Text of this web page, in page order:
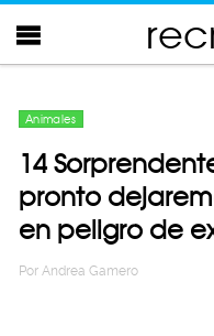
Animales
14
pronto
en peligro de
Por Andrea Gamero